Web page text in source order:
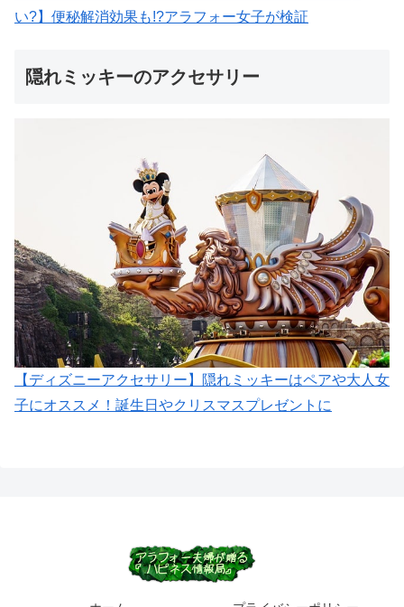
い?】便秘解消効果も!?アラフォー女子が検証
隠れミッキーのアクセサリー
【ディズニーアクセサリー】隠れミッキーはペアや大人女
子にオススメ！誕生日やクリスマスプレゼントに